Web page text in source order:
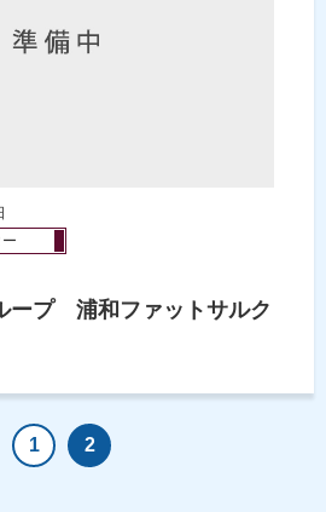
ープ 浦和ファットサルク
1 2